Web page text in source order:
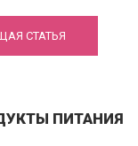
СТАТЬЯ
ПИТАНИЯ